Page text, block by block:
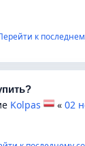
к
Kolpas « 02